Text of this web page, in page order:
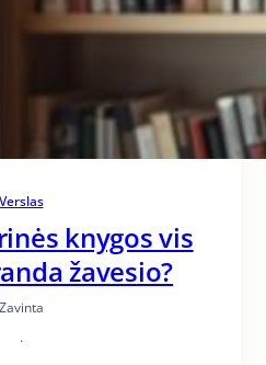
Verslas
knygos vis
žavesio?
Zavinta
·